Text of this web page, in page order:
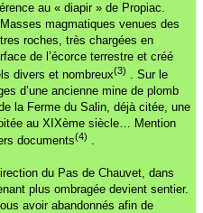
au « diapir » de Propiac.
magmatiques venues des
roches, très chargées en
de l’écorce terrestre et créé
divers et nombreux(3)
. Sur le
d’une ancienne mine de plomb
la Ferme du Salin, déjà citée, une
au XIXème siècle… Mention
documents(4) .
du Pas de Chauvet, dans
plus ombragée devient sentier.
avoir abandonnés afin de